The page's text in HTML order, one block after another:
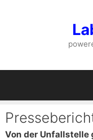
Von der Unfallstelle